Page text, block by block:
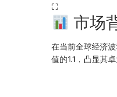
⛶
市场
在当前全球经济
值的1.1，凸显其